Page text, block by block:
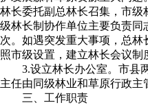
林长委托副总林长召集，市
级林长制协作单位主要负责同
次。如遇突发重大事项，总
照市级设置，建立林长会议制
3.设立林长办公室。市县
主任由同级林业和草原行政主
三、工作职责